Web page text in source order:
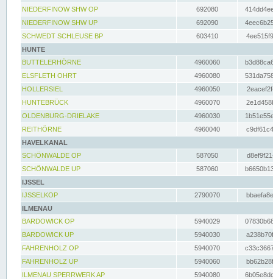
NIEDERFINOW SHW OP
692080
NIEDERFINOW SHW UP
692090
SCHWEDT SCHLEUSE BP
603410
HUNTE
BUTTELERHÖRNE
4960060
ELSFLETH OHRT
4960080
HOLLERSIEL
4960050
HUNTEBRÜCK
4960070
OLDENBURG-DRIELAKE
4960030
REITHÖRNE
4960040
HAVELKANAL
SCHÖNWALDE OP
587050
SCHÖNWALDE UP
587060
IJSSEL
IJSSELKOP
2790070
ILMENAU
BARDOWICK OP
5940029
BARDOWICK UP
5940030
FAHRENHOLZ OP
5940070
FAHRENHOLZ UP
5940060
ILMENAU SPERRWERK AP
5940080